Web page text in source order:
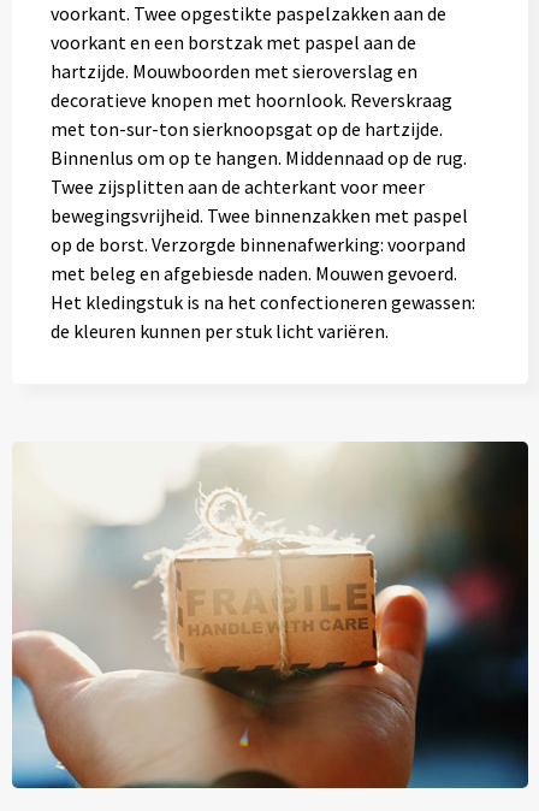
voorkant. Twee opgestikte paspelzakken aan de
voorkant en een borstzak met paspel aan de
hartzijde. Mouwboorden met sieroverslag en
decoratieve knopen met hoornlook. Reverskraag
met ton-sur-ton sierknoopsgat op de hartzijde.
Binnenlus om op te hangen. Middennaad op de rug.
Twee zijsplitten aan de achterkant voor meer
bewegingsvrijheid. Twee binnenzakken met paspel
op de borst. Verzorgde binnenafwerking: voorpand
met beleg en afgebiesde naden. Mouwen gevoerd.
Het kledingstuk is na het confectioneren gewassen:
de kleuren kunnen per stuk licht variëren.